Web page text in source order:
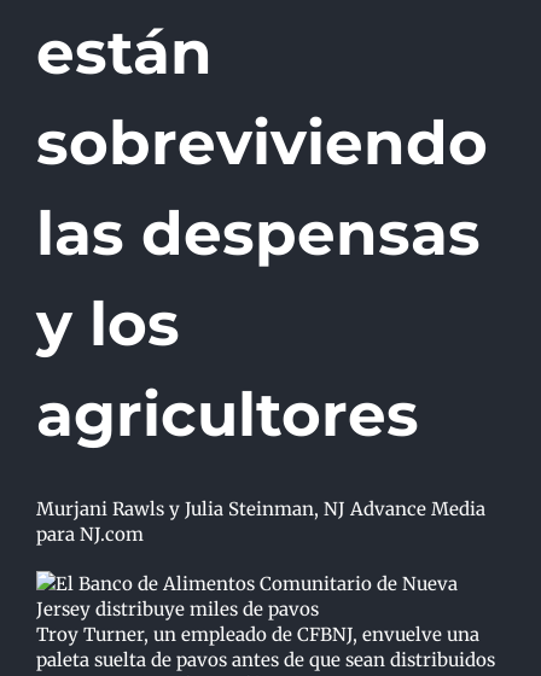
están
sobreviviendo
las despensas
y los
agricultores
Murjani Rawls y Julia Steinman, NJ Advance Media
para NJ.com
Troy Turner, un empleado de CFBNJ, envuelve una
paleta suelta de pavos antes de que sean distribuidos